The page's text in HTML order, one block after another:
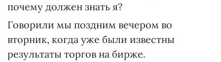
почему должен знать я?
Говорили мы поздним вечером во
вторник, когда уже были известны
результаты торгов на бирже.